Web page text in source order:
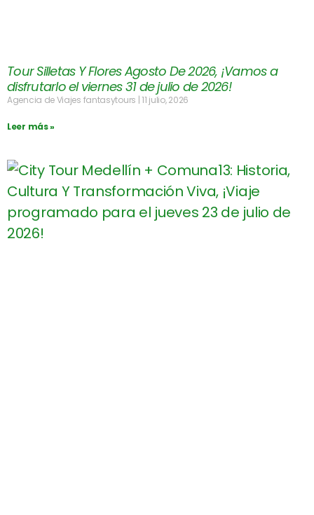
Tour Silletas Y Flores Agosto De 2026, ¡Vamos a
disfrutarlo el viernes 31 de julio de 2026!
Agencia de Viajes fantasytours 11 julio, 2026
Leer más »